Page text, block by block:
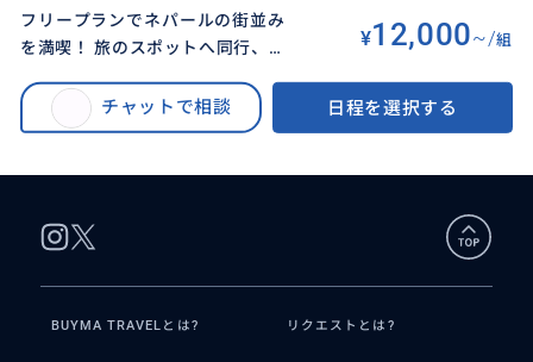
フリープランでネパールの街並み
を満喫！ 旅のスポットへ同行、買
などなど...あなたがしたいこと叶
えたいことをプランにして忘れら
¥12,000~/組
チャットで相談 日程を選択する
フリープランでネパールの街並みを満喫！ 旅のスポットへ同行、買い物、食
べたい物、ビジネス相談などなど...あなたがしたいこと叶えたいことをプラ
ンにして忘れられない旅を手伝わせていただきます(^^)
BUYMA TRAVELとは? リクエストとは?